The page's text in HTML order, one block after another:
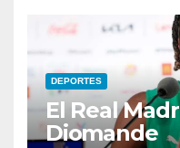
DEPORTES
El Real
Diomande